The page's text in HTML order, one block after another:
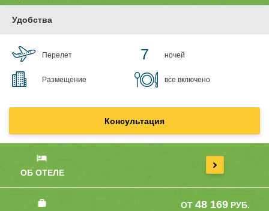
Удобства
Перелет 7 ночей
Размещение все включено
Консультация
ОБ ОТЕЛЕ
ОТ 48 169РУБ.